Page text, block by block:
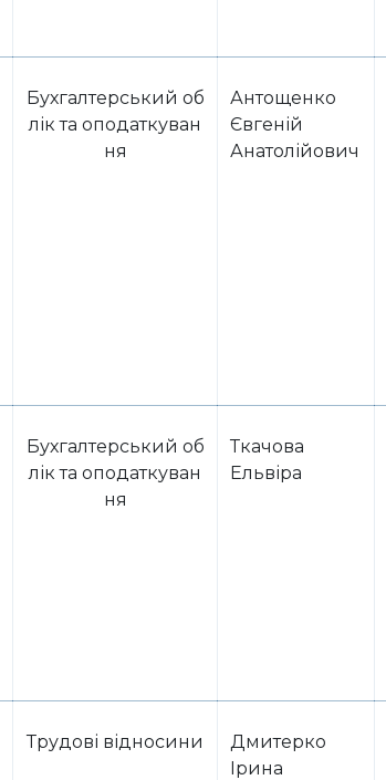
Бухгалтерський об
лік та оподаткуван
ня
Антощенко
Євгеній
Анатолійович
Бухгалтерський об
лік та оподаткуван
ня
Ткачова
Ельвіра
Трудові відносини
Дмитерко
Ірина